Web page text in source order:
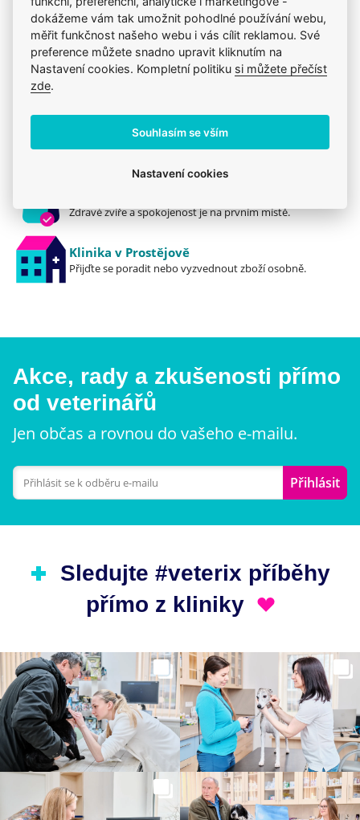
Vždy odborně poradíme
Zdravé zvíře a spokojenost je na prvním místě.
Klinika v Prostějově
Přijďte se poradit nebo vyzvednout zboží osobně.
Akce, rady a zkušenosti přímo
od veterinářů
Jen občas a rovnou do vašeho e-mailu.
Přihlásit
Sledujte #veterix příběhy
přímo z kliniky
dokážeme vám tak umožnit pohodlné používání webu,
měřit funkčnost našeho webu i vás cílit reklamou. Své
preference můžete snadno upravit kliknutím na
Nastavení cookies. Kompletní politiku si můžete přečíst
zde.
Souhlasím se vším
Nastavení cookies